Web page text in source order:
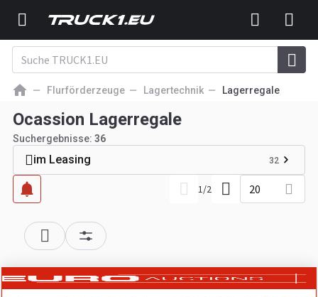
Flurförderzeuge Lagertechnik Lagerregale
Ocassion Lagerregale
Suchergebnisse: 36
im Leasing 32
1/2 20